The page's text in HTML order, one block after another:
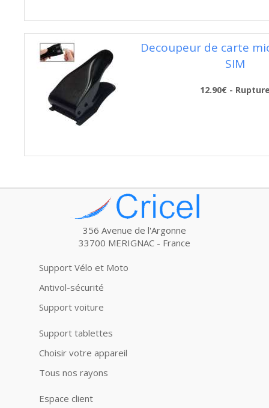
Decoupeur de carte
SIM
12.90€ -
356 Avenue de l'Argonne
33700 MERIGNAC - France
Support Vélo et Moto
Antivol-sécurité
Support voiture
Support tablettes
Choisir votre appareil
Tous nos rayons
Espace client